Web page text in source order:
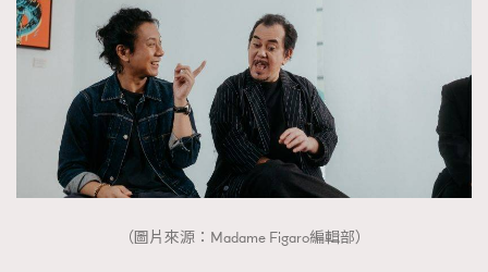
（圖片來源：Madame Figaro編輯部）